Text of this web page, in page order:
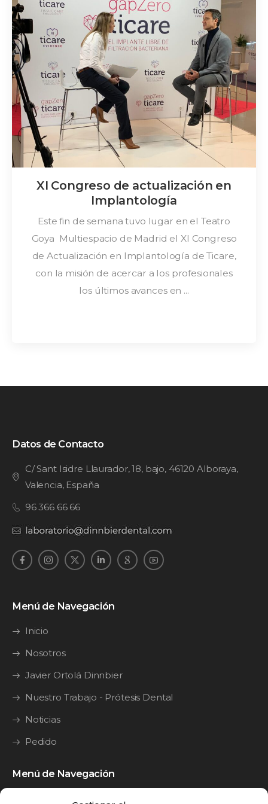
2019
XI Congreso de actualización en
Implantología
Este fin de semana tuvo lugar en el Teatro
Goya Multiespacio de Madrid el XI Congreso
de Actualización en Implantología de Ticare,
con la misión de acercar a los profesionales
los últimos avances en ...
Datos de Contacto
C/ Sant Isidre Llaurador, 18, bajo, 46120 Alboraya,
Valencia, España
96 366 66 66
Menú de Navegación
Inicio
Nosotros
Javier Ortolá Dinnbier
Nuestro Trabajo - Prótesis Dental
Noticias
Pedido
Menú de Navegación